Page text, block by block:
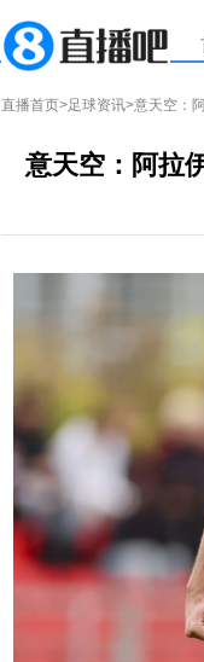
直播首页>足球资讯>意天空：
意天空：阿拉